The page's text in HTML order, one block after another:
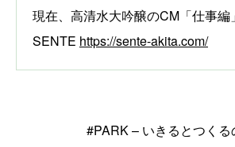
現在、高清水大吟醸のCM「仕事編
SENTE https://sente-akita.com/
#PARK – いきるとつくる